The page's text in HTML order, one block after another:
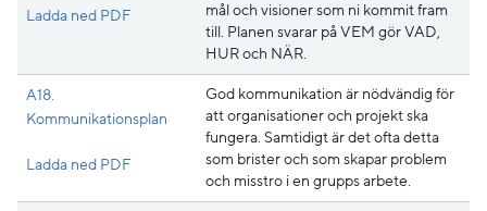
Ladda ned PDFPdf, 210.6 kB, öppnas i nytt fönster.
mål och visioner som ni kommit fram
till. Planen svarar på VEM gör VAD,
HUR och NÄR.
A18.
Kommunikationsplan
Ladda ned PDFPdf, 648 kB, öppnas i nytt fönster.
God kommunikation är nödvändig för
att organisationer och projekt ska
fungera. Samtidigt är det ofta detta
som brister och som skapar problem
och misstro i en grupps arbete.